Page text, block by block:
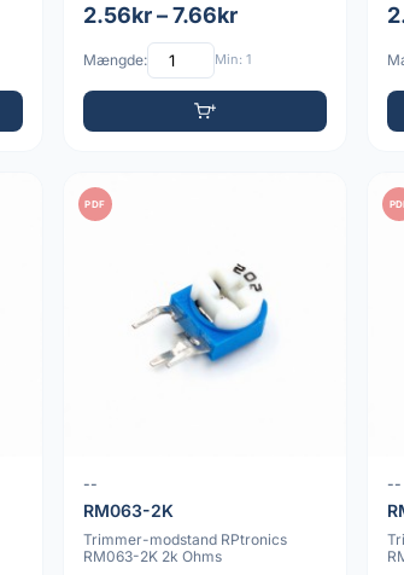
2.56kr – 7.66kr
Mængde: Min: 1
PDF
--
RM063-2K
Trimmer-modstand RPtronics
RM063-2K 2k Ohms
--